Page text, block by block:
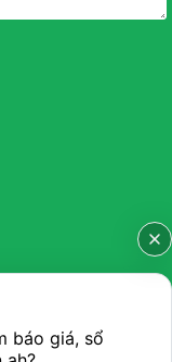
Trần Anh và Dự
báo giá, sổ